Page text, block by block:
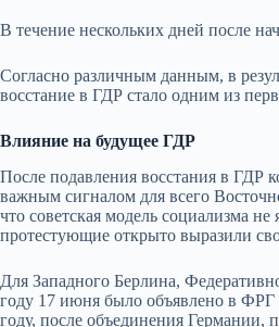
В течение нескольких дней после
Согласно различным данным, в
восстание в ГДР стало одним из
Влияние на будущее ГДР
После подавления восстания в ГДР
важным сигналом для всего
что советская модель социализма
протестующие открыто выразили
Для Западного Берлина,
году 17 июня было объявлено в
году, после объединения Германии,